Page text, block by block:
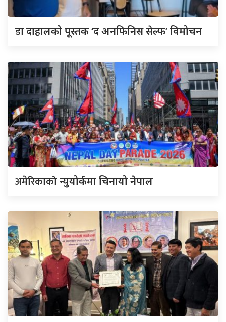
डादाहालको पूस्तक ‘द अनफिनिस सेल्फ’ विमोचन
अमेरिकाकोन्युयोर्कमा चिनायो नेपाल